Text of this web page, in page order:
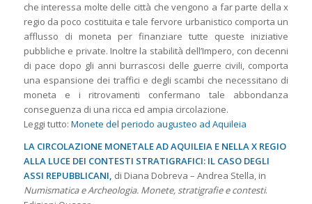
che interessa molte delle città che vengono a far parte della x
regio da poco costituita e tale fervore urbanistico comporta un
afflusso di moneta per finanziare tutte queste iniziative
pubbliche e private. Inoltre la stabilità dell’Impero, con decenni
di pace dopo gli anni burrascosi delle guerre civili, comporta
una espansione dei traffici e degli scambi che necessitano di
moneta e i ritrovamenti confermano tale abbondanza
conseguenza di una ricca ed ampia circolazione.
Leggi tutto: Monete del periodo augusteo ad Aquileia
LA CIRCOLAZIONE MONETALE AD AQUILEIA E NELLA X REGIO
ALLA LUCE DEI CONTESTI STRATIGRAFICI: IL CASO DEGLI
ASSI REPUBBLICANI, di Diana Dobreva – Andrea Stella, in
Numismatica e Archeologia. Monete, stratigrafie e contesti.